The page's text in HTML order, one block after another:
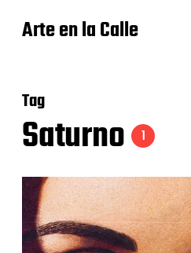
Arte en la Calle
Tag
Saturno 1